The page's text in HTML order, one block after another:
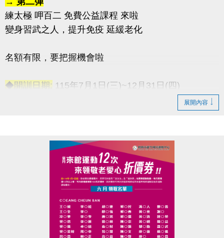
練太極 呷百二 免費公益課程 來啦
變身習武之人，提升免疫 延緩老化
名額有限，要把握機會啦
◆開訓日期: 115年7月1日(三)~12月31日(四)
桃園市蘆竹國民運動中心 三樓綜合球場
-洽詢專線：03-2639066 #115
-官網 :
https://www.lzsports.com.tw/zh_TW/news/pageID/1/
-FB : 桃園市蘆竹國民運動中心
-IG : @luzhusports
展開內容